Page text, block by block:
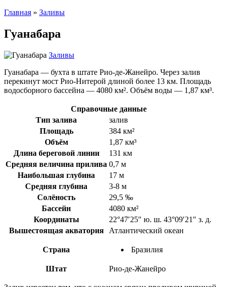
Главная » Заливы
Гуанабара
Заливы
Гуанабара — бухта в штате Рио-де-Жанейро. Через залив
перекинут мост Рио-Нитерой длиной более 13 км. Площадь
водосборного бассейна — 4080 км². Объём воды — 1,87 км³.
Справочные данные
Тип залива
залив
Площадь
384 км²
Объём
1,87 км³
Длина береговой линии
131 км
Средняя величина прилива 0,7 м
Наибольшая глубина
17 м
Средняя глубина
3-8 м
Солёность
29,5 ‰
Бассейн
4080 км²
Координаты
22°47′25″ ю. ш. 43°09′21″ з. д.
Вышестоящая акватория
Атлантический океан
Страна Бразилия
Штат Рио-де-Жанейро